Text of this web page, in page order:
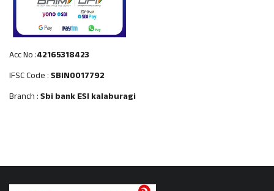
Acc No :42165318423
IFSC Code :SBIN0017792
Branch :Sbi bank ESI kalaburagi